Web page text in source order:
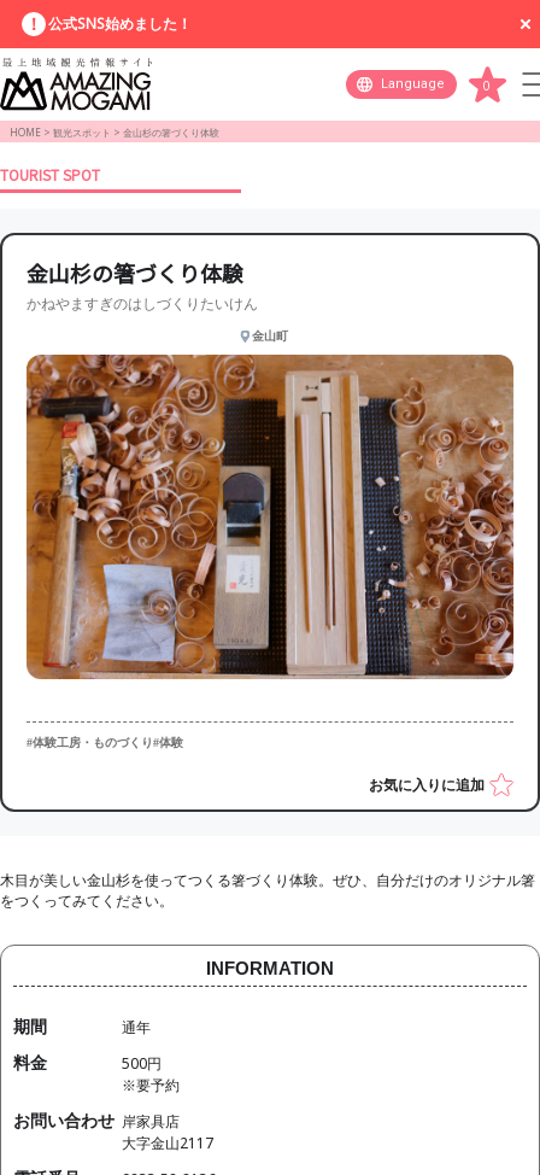
公式SNS始めました！
Language 0
HOME > 観光スポット > 金山杉の箸づくり体験
TOURIST SPOT
金山杉の箸づくり体験
かねやますぎのはしづくりたいけん
金山町
#体験工房・ものづくり#体験
お気に入りに追加
木目が美しい金山杉を使ってつくる箸づくり体験。ぜひ、自分だけのオリジナル箸
をつくってみてください。
INFORMATION
期間 通年
料金
500円
※要予約
お問い合わせ 岸家具店
大字金山2117